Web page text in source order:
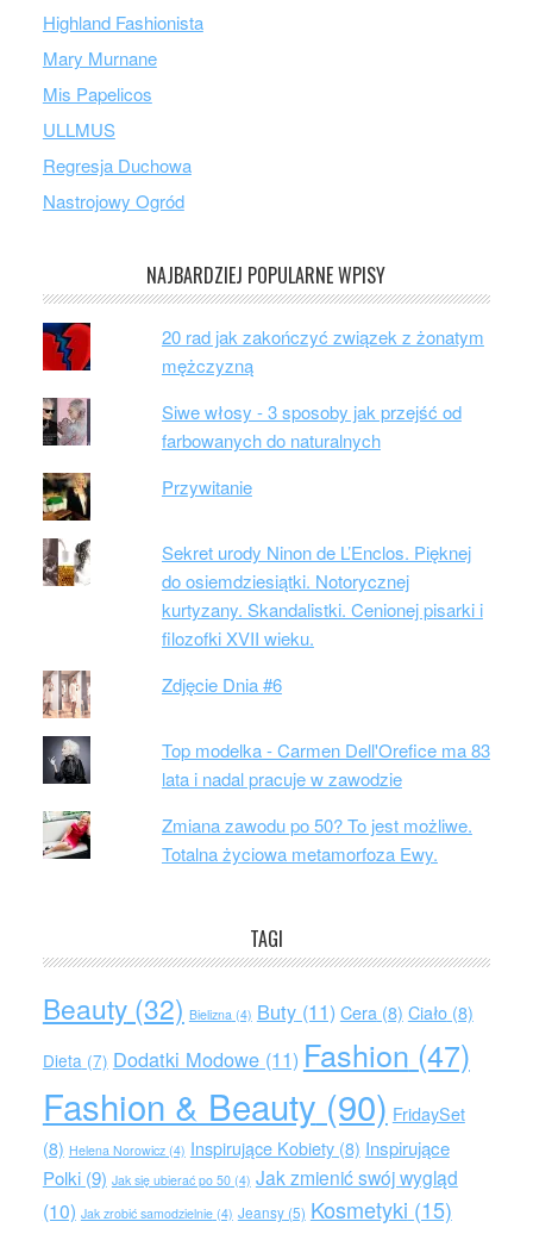
Highland Fashionista
Mary Murnane
Mis Papelicos
ULLMUS
Regresja Duchowa
Nastrojowy Ogród
NAJBARDZIEJ POPULARNE WPISY
20 rad jak zakończyć związek z żonatym
mężczyzną
Siwe włosy - 3 sposoby jak przejść od
farbowanych do naturalnych
Przywitanie
Sekret urody Ninon de L’Enclos. Pięknej
do osiemdziesiątki. Notorycznej
kurtyzany. Skandalistki. Cenionej pisarki i
filozofki XVII wieku.
Zdjęcie Dnia #6
Top modelka - Carmen Dell'Orefice ma 83
lata i nadal pracuje w zawodzie
Zmiana zawodu po 50? To jest możliwe.
Totalna życiowa metamorfoza Ewy.
TAGI
Beauty(32) Bielizna(4) Buty(11) Cera(8) Ciało(8)
Dieta(7) Dodatki Modowe(11) Fashion (47)
Fashion & Beauty (90) FridaySet
(8) Helena Norowicz(4) Inspirujące Kobiety(8) Inspirujące
Polki(9) Jak się ubierać po 50(4) Jak zmienić swój wygląd
(10) Jak zrobić samodzielnie(4) Jeansy(5) Kosmetyki (15)